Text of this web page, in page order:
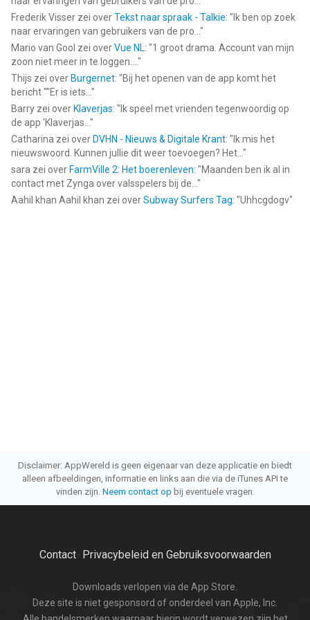
Frederik Visser zei overTekst naar spraak - Talkie: " Ik ben op zoek
naar ervaringen van gebruikers van de pro... "
Mario van Gool zei overVue NL: "1 groot drama. Account van mijn
zoon niet meer in te loggen.... "
Thijs zei over Burgernet: "Bij het openen van de app komt het
bericht ""Er is iets... "
Barry zei over Klaverjas: " Ik speel met vrienden tegenwoordig op
de app ‘Klaverjas... "
Catharina zei over DVHN - Nieuws & Digitale Krant: " Ik mis het
nieuwswoord. Kunnen jullie dit weer toevoegen? Het... "
sara zei over FarmVille 2: Het boerenleven: "Maanden ben ik al in
contact met Zynga over valsspelers bij de... "
Aahil khan Aahil khan zei overSubway Surfers Tag: "Uhhcgdogv"
Disclaimer: AppWereld is geen eigenaar van deze applicatie en biedt
alleen afbeeldingen, informatie en links aan die via de iTunes API te
vinden zijn. Neem contact op bij eventuele vragen.
Contact· Privacybeleid en Gebruiksvoorwaarden
Downloads verlopen via de App Store.
Deze site is niet gesponsord of onderdeel van Apple, Inc.